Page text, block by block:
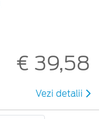
€ 39,58
Vezi detalii